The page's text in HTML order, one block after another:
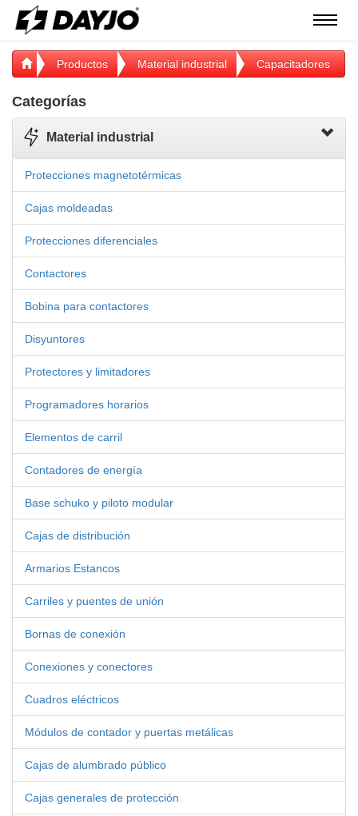
Menú
Productos Material industrial Capacitadores
Categorías
Material industrial
Protecciones magnetotérmicas
Cajas moldeadas
Protecciones diferenciales
Contactores
Bobina para contactores
Disyuntores
Protectores y limitadores
Programadores horarios
Elementos de carril
Contadores de energía
Base schuko y piloto modular
Cajas de distribución
Armarios Estancos
Carriles y puentes de unión
Bornas de conexión
Conexiones y conectores
Cuadros eléctricos
Módulos de contador y puertas metálicas
Cajas de alumbrado público
Cajas generales de protección